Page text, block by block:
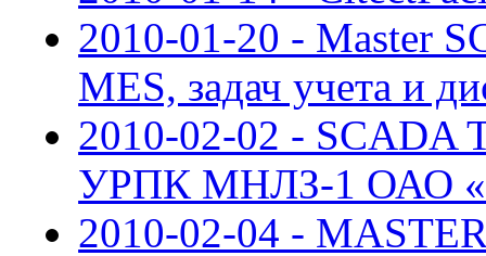
2010-01-20 - Master
MES, задач учета и
2010-02-02 -
УРПК МНЛЗ-1 ОАО
2010-02-04 -